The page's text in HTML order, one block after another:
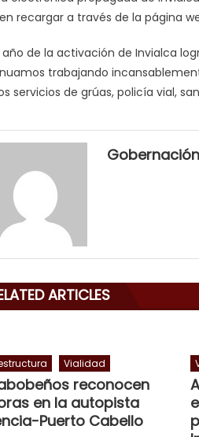
recargar a través de la página
año de la activación de Invialca
trabajando
servicios de grúas, policía vial,
,
ARTICLES
Vialidad
reconocen
en la autopista
Puerto Cabello